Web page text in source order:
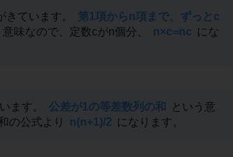
ています。
第1項からn項まで、ずっとc
意味なので、定数cがn個分、 n×c=nc にな
ます。 公差が1の等差数列の和
という意
の公式より
n(n+1)/2 になります。